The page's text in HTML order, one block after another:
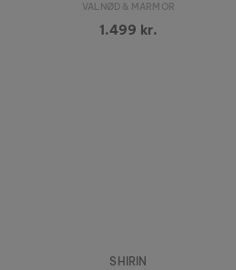
VALNØD & MARMOR
1.499 kr.
SHIRIN